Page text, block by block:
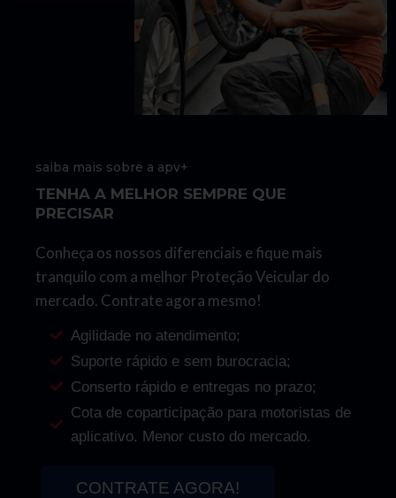
saiba mais sobre a apv+
TENHA A MELHOR SEMPRE QUE
PRECISAR
Conheça os nossos diferenciais e fique mais
tranquilo com a melhor Proteção Veicular do
mercado. Contrate agora mesmo!
Agilidade no atendimento;
Suporte rápido e sem burocracia;
Conserto rápido e entregas no prazo;
Cota de coparticipação para motoristas de
aplicativo. Menor custo do mercado.
CONTRATE AGORA!